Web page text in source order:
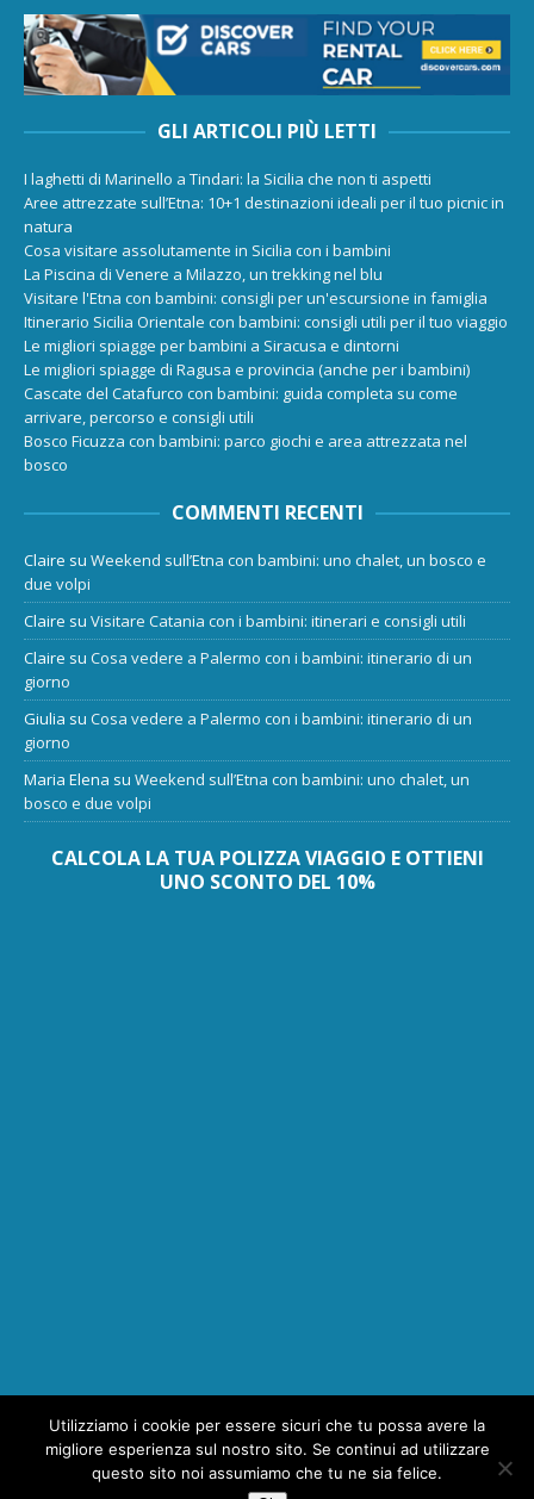
GLI ARTICOLI PIÙ LETTI
I laghetti di Marinello a Tindari: la Sicilia che non ti aspetti
Aree attrezzate sull’Etna: 10+1 destinazioni ideali per il tuo picnic in
natura
Cosa visitare assolutamente in Sicilia con i bambini
La Piscina di Venere a Milazzo, un trekking nel blu
Visitare l'Etna con bambini: consigli per un'escursione in famiglia
Itinerario Sicilia Orientale con bambini: consigli utili per il tuo viaggio
Le migliori spiagge per bambini a Siracusa e dintorni
Le migliori spiagge di Ragusa e provincia (anche per i bambini)
Cascate del Catafurco con bambini: guida completa su come
arrivare, percorso e consigli utili
Bosco Ficuzza con bambini: parco giochi e area attrezzata nel
bosco
COMMENTI RECENTI
Claire su Weekend sull’Etna con bambini: uno chalet, un bosco e
due volpi
Claire su Visitare Catania con i bambini: itinerari e consigli utili
Claire su Cosa vedere a Palermo con i bambini: itinerario di un
giorno
Giulia su Cosa vedere a Palermo con i bambini: itinerario di un
giorno
Maria Elena su Weekend sull’Etna con bambini: uno chalet, un
bosco e due volpi
CALCOLA LA TUA POLIZZA VIAGGIO E OTTIENI
UNO SCONTO DEL 10%
Utilizziamo i cookie per essere sicuri che tu possa avere la
migliore esperienza sul nostro sito. Se continui ad utilizzare
questo sito noi assumiamo che tu ne sia felice.